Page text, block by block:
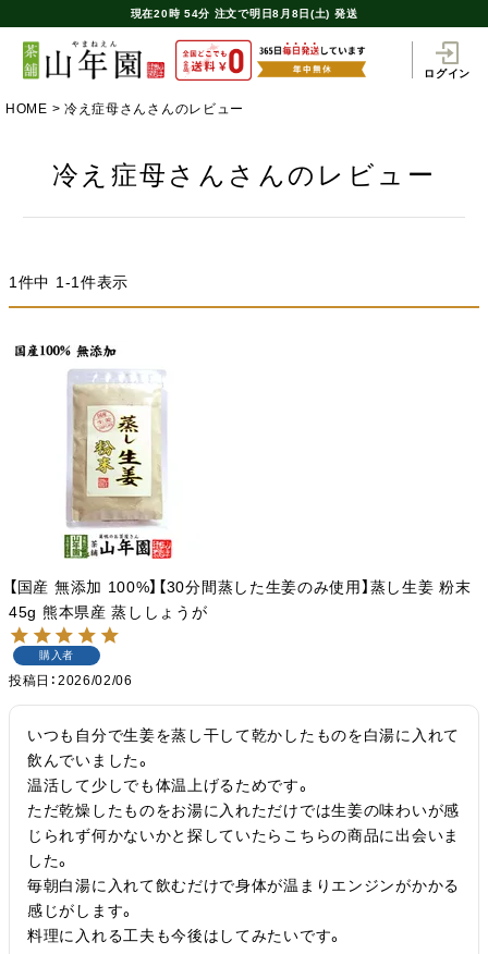
現在20時 54分 注文で明日8月8日(土) 発送
ログイン
HOME 冷え症母さんさんのレビュー
冷え症母さんさんのレビュー
1 件中 1 -1 件表示
【国産 無添加 100%】【30分間蒸した生姜のみ使用】蒸し生姜 粉末
45g 熊本県産 蒸ししょうが
購入者
投稿日 2026/02/06
いつも自分で生姜を蒸し干して乾かしたものを白湯に入れて
飲んでいました。
温活して少しでも体温上げるためです。
ただ乾燥したものをお湯に入れただけでは生姜の味わいが感
じられず何かないかと探していたらこちらの商品に出会いま
した。
毎朝白湯に入れて飲むだけで身体が温まりエンジンがかかる
感じがします。
料理に入れる工夫も今後はしてみたいです。